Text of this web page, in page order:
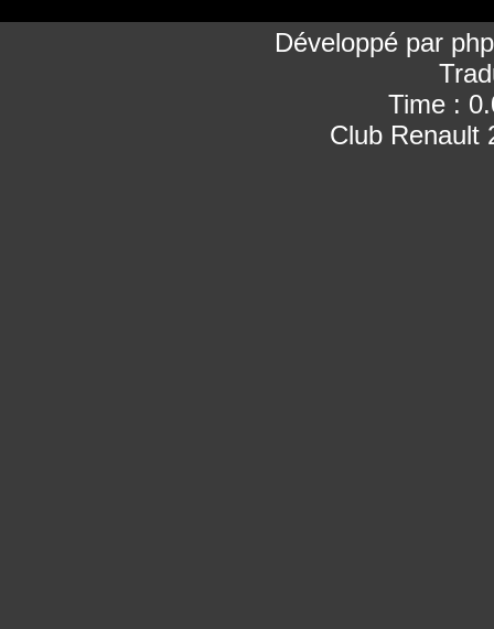
Développé par
Time :
Club Renault